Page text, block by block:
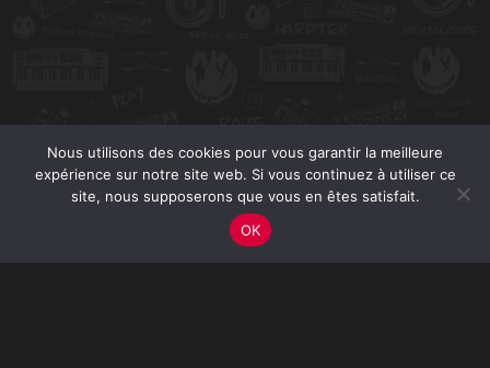
Nous utilisons des cookies pour vous garantir la meilleure
expérience sur notre site web. Si vous continuez à utiliser ce
site, nous supposerons que vous en êtes satisfait.
OK